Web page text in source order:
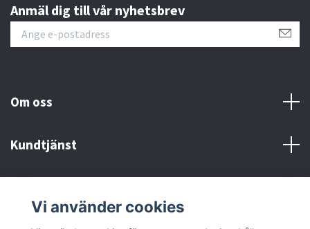
Anmäl dig till vår nyhetsbrev
Om oss
Kundtjänst
Vi använder cookies